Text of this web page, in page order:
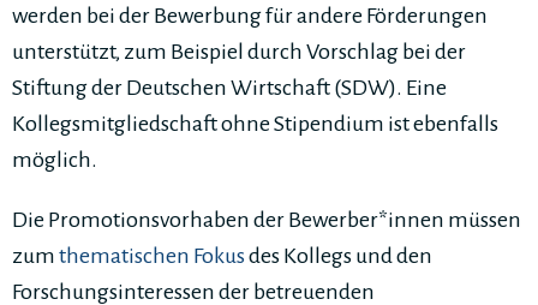
werden bei der Bewerbung für andere Förderungen
unterstützt, zum Beispiel durch Vorschlag bei der
Stiftung der Deutschen Wirtschaft (SDW). Eine
Kollegsmitgliedschaft ohne Stipendium ist ebenfalls
möglich.
Die Promotionsvorhaben der Bewerber*innen müssen
zum thematischen Fokusdes Kollegs und den
Forschungsinteressen der betreuenden